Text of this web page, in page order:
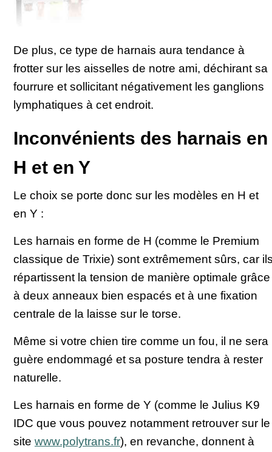
De plus, ce type de harnais aura tendance à
frotter sur les aisselles de notre ami, déchirant sa
fourrure et sollicitant négativement les ganglions
lymphatiques à cet endroit.
Inconvénients des harnais en
H et en Y
Le choix se porte donc sur les modèles en H et
en Y :
Les harnais en forme de H (comme le Premium
classique de Trixie) sont extrêmement sûrs, car
répartissent la tension de manière optimale grâce
à deux anneaux bien espacés et à une fixation
centrale de la laisse sur le torse.
Même si votre chien tire comme un fou, il ne sera
guère endommagé et sa posture tendra à rester
naturelle.
Les harnais en forme de Y (comme le Julius K9
IDC que vous pouvez notamment retrouver sur le
site www.polytrans.fr), en revanche, donnent à